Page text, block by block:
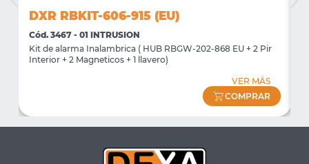
DXR RBKIT-606-915 (EU)
Cód. 3467 - 01 INTRUSION
Kit de alarma Inalambrica ( HUB RBGW-202-868 EU + 2 Pir
Interior + 2 Magneticos + 1 llavero)
VER MÁS
COMPRAR